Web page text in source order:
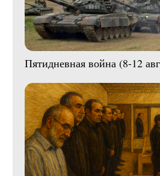
Пятидневная война (8-12